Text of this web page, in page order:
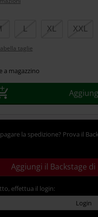
XL XXL
taglie
a magazzino
la spedizione? Prova il
Aggiungi il Backstage
effettua il login:
Login